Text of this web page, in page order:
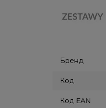
Бренд
Код
Код EAN